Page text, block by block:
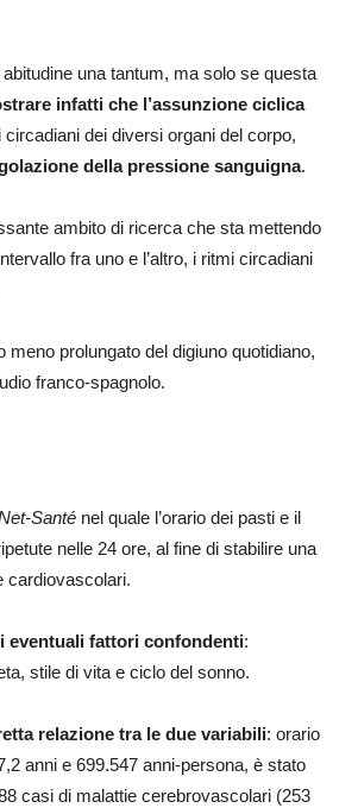
una tantum, ma solo se questa
infatti che l’assunzione ciclica
dei diversi organi del corpo,
della pressione sanguigna.
ambito di ricerca che sta mettendo
fra uno e l’altro, i ritmi circadiani
prolungato del digiuno quotidiano,
franco-spagnolo.
Santé nel quale l’orario dei pasti e il
nelle 24 ore, al fine di stabilire una
cardiovascolari.
eventuali fattori confondenti:
stile di vita e ciclo del sonno.
relazione tra le due variabili: orario
anni e 699.547 anni-persona, è stato
casi di malattie cerebrovascolari (253